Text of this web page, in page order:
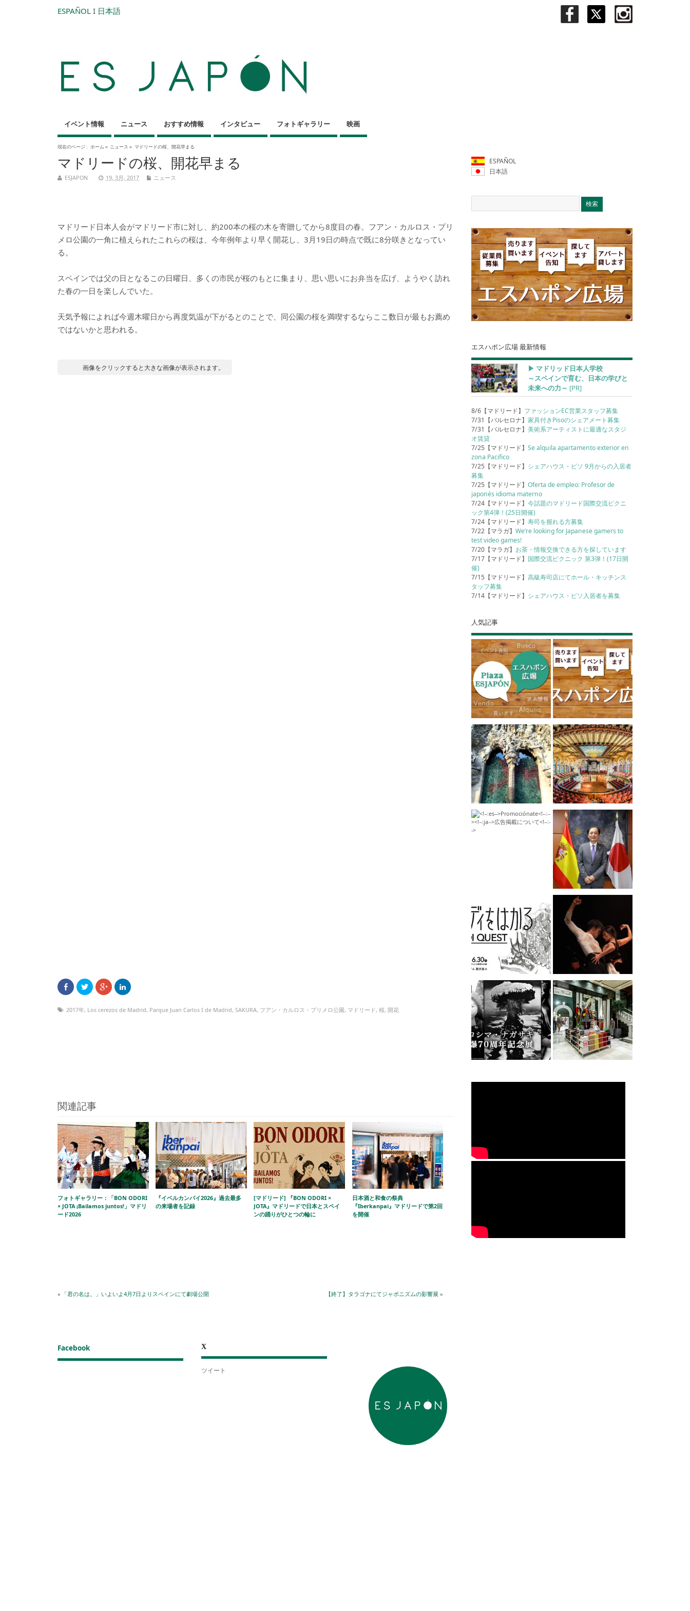
ESPAÑOL I 日本語
イベント情報 ニュース おすすめ情報 インタビュー フォトギャラリー 映画
現在のページ : ホーム » ニュース » マドリードの桜、開花早まる
マドリードの桜、開花早まる
ESJAPON 19, 3月, 2017 ニュース
マドリード日本人会がマドリード市に対し、約200本の桜の木を寄贈してから8度目の春。フアン・カルロス・プリ
メロ公園の一角に植えられたこれらの桜は、今年例年より早く開花し、3月19日の時点で既に8分咲きとなってい
る。
スペインでは父の日となるこの日曜日、多くの市民が桜のもとに集まり、思い思いにお弁当を広げ、ようやく訪れ
た春の一日を楽しんでいた。
天気予報によれば今週木曜日から再度気温が下がるとのことで、同公園の桜を満喫するならここ数日が最もお薦め
ではないかと思われる。
画像をクリックすると大きな画像が表示されます。
2017年, Los cerezos de Madrid, Parque Juan Carlos I de Madrid, SAKURA, フアン・カルロス・プリメロ公園, マドリード, 桜, 開花
関連記事
フォトギャラリー：「BON ODORI
× JOTA ¡Bailamos juntos!」マドリ
ード2026
『イベルカンパイ2026』過去最多
の来場者を記録
[マドリード] 『BON ODORI ×
JOTA』マドリードで日本とスペイ
ンの踊りがひとつの輪に
日本酒と和食の祭典
『Iberkanpai』マドリードで第2回
を開催
« 「君の名は。」いよいよ4月7日よりスペインにて劇場公開 【終了】タラゴナにてジャポニズムの影響展 »
ESPAÑOL
日本語
エスハポン広場 最新情報
▶︎ マドリッド日本人学校
～スペインで育む、日本の学びと
未来への力～ [PR]
8/6【マドリード】 ファッションEC営業スタッフ募集
7/31【バルセロナ】家具付きPisoのシェアメート募集
7/31【バルセロナ】美術系アーティストに最適なスタジ
オ賃貸
7/25【マドリード】Se alquila apartamento exterior en
zona Pacifico
7/25【マドリード】 シェアハウス・ピソ 9月からの入居者
募集
7/25【マドリード】Oferta de empleo: Profesor de
japonés idioma materno
7/24【マドリード】今話題のマドリード国際交流ピクニ
ック第4弾！(25日開催)
7/24【マドリード】寿司を握れる方募集
7/22【マラガ】We’re looking for Japanese gamers to
test video games!
7/20【マラガ】 お茶・情報交換できる方を探しています
7/17【マドリード】 国際交流ピクニック 第3弾！(17日開
催)
7/15【マドリード】高級寿司店にてホール・キッチンス
タッフ募集
7/14【マドリード】 シェアハウス・ピソ入居者を募集
人気記事
Facebook X
ツイート